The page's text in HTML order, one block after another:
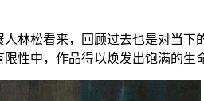
林松看来，回顾过去也是对当
性中，作品得以焕发出饱满的生